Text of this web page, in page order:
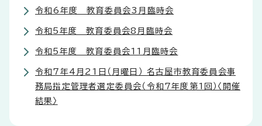
令和6年度 教育委員会3月臨時会
令和5年度 教育委員会8月臨時会
令和5年度 教育委員会11月臨時会
令和7年4月21日（月曜日） 名古屋市教育委員会事
務局指定管理者選定委員会（令和7年度第1回）〈開催
結果〉